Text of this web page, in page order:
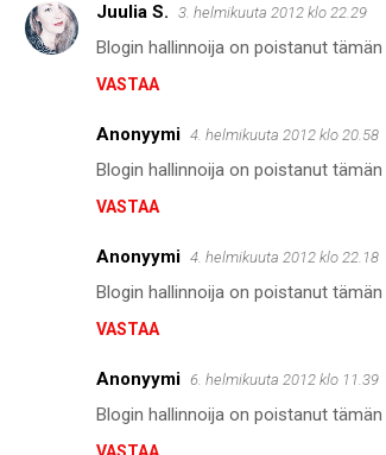
K
Juulia S. 3. helmikuuta 2012 klo 22.29
Blogin hallinnoija on poistanut
VASTAA
Anonyymi 4. helmikuuta 2012 klo 20.58
Blogin hallinnoija on poistanut
VASTAA
Anonyymi 4. helmikuuta 2012 klo 22.18
Blogin hallinnoija on poistanut
VASTAA
Anonyymi 6. helmikuuta 2012 klo 11.39
Blogin hallinnoija on poistanut